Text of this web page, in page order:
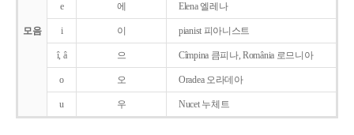
모음
e 에 Elena 엘레나
i 이 pianist 피아니스트
î, â 으 Cîmpina 큼피나, România 로므니아
o 오 Oradea 오라데아
u 우 Nucet 누체트